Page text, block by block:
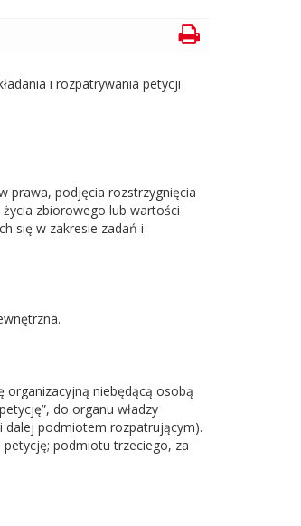
i rozpatrywania petycji
prawa, podjęcia rozstrzygnięcia
zbiorowego lub wartości
się w zakresie zadań i
organizacyjną niebędącą osobą
do organu władzy
dalej podmiotem rozpatrującym).
podmiotu trzeciego, za